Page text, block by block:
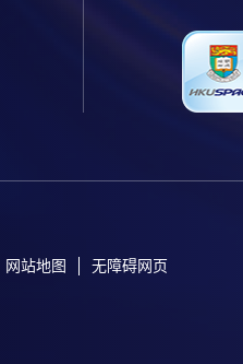
网站地图 无障碍网页